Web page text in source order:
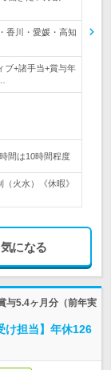
香川・愛媛・高知
ブ+諸手当+賞与年
間は10時間程度
火水）《休暇》
気になる
与5.4ヶ月分（前年実
け担当】年休126